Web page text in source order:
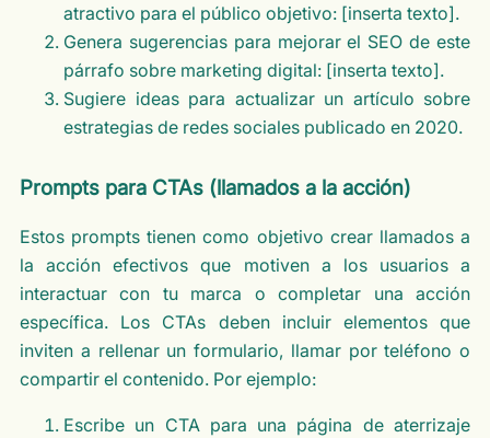
atractivo para el público objetivo: [inserta texto].
Genera sugerencias para mejorar el SEO de este
párrafo sobre marketing digital: [inserta texto].
Sugiere ideas para actualizar un artículo sobre
estrategias de redes sociales publicado en 2020.
Prompts para CTAs (llamados a la acción)
Estos prompts tienen como objetivo crear llamados a
la acción efectivos que motiven a los usuarios a
interactuar con tu marca o completar una acción
específica. Los CTAs deben incluir elementos que
inviten a rellenar un formulario, llamar por teléfono o
compartir el contenido. Por ejemplo:
Escribe un CTA para una página de aterrizaje